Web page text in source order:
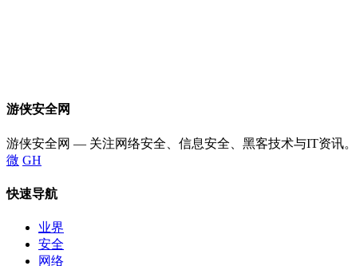
游侠安全网
游侠安全网 — 关注网络安全、信息安全、黑客技术与IT资讯。
微 GH
快速导航
业界
安全
网络